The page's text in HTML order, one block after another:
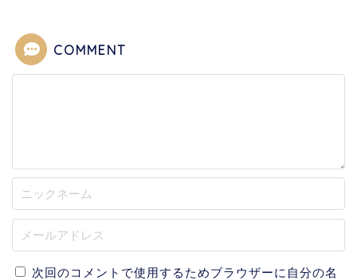
COMMENT
次回のコメントで使用するためブラウザーに自分の名